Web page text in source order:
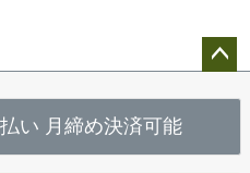
へ
い 月締め決済可能